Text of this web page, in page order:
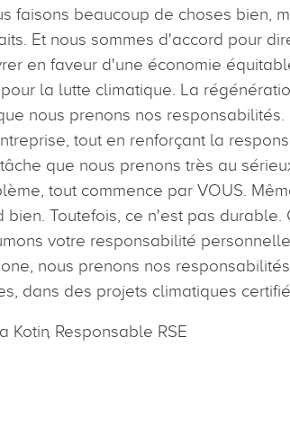
faisons beaucoup de choses bien,
Et nous sommes d'accord pour
en faveur d'une économie
la lutte climatique. La
nous prenons nos
tout en renforçant la
que nous prenons très au
tout commence par VOUS.
bien. Toutefois, ce n'est pas durable.
votre responsabilité
nous prenons nos
dans des projets climatiques
Kotin Responsable RSE